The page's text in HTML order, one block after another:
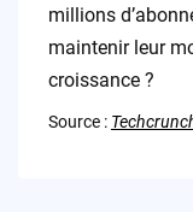
millions
maintenir leur
croissance ?
Source :